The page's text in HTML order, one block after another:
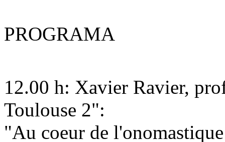
PROGRAMA
12.00 h: Xavier Ravier,
Toulouse 2":
"Au coeur de